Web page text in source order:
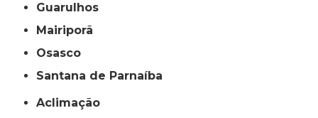
Guarulhos
Mairiporã
Osasco
Santana de Parnaíba
Aclimação